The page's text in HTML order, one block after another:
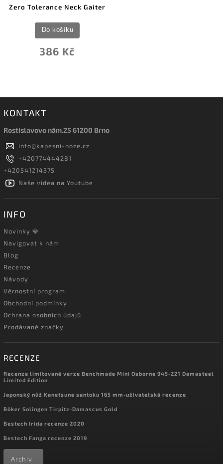
Zero Tolerance Neck Gaiter
386 Kč
Do košíku
KONTAKT
Rostislavovo nám.25 61200 Brno
info@kapesni-noze.cz
+420774444281
+420541214375
Naše videa na Youtube
INFO
Novinky 💎
Navigovat k nám
Blog
Recenze
Návody
Věrnostní program
Obchodní podmínky
Ochrana osobních údajů
Prodávané značky
RECENZE
Recenze limitované verze Benchmade Mini Osborne 945-221 Damasteel
Limited Edition
Japonský nůž Kanetsune santoku 165 mm-uživatelská recenze
Böker Solingen Tirpitz-Damascus Gold
Bestech Irida recenze 2020
Bestech Fanga recenze 2019
Archiv